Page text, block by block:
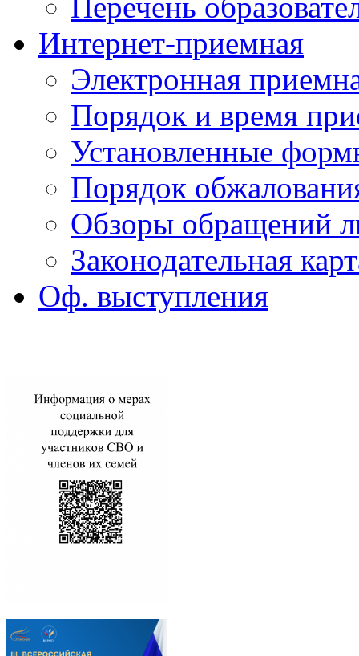
Интернет-приемная
Электронная
Порядок и время
Установленные
Порядок
Обзоры обращений
Законодательная
Оф. выступления